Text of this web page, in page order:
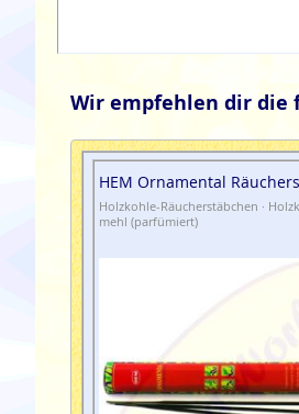
Wir empfehlen dir die
HEM Ornamental
Holzkohle-Räucherstäbchen ·
mehl (parfümiert)